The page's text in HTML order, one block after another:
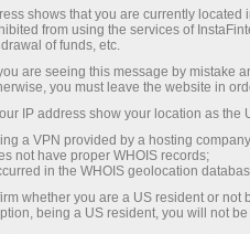
nyata
pembrokeran
dalam pasaran forex.
beberapa minit
Welcome Bonus
atau melabur dalam
shows that you are currently
from using the services of
of funds, etc.
are seeing this message by mistake
you must leave the website in
IP address show your location as the
a VPN provided by a hosting
not have proper WHOIS records;
in the WHOIS geolocation
whether you are a US resident or
being a US resident, you will not